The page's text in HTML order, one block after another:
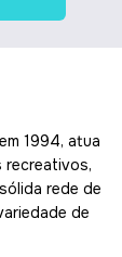
1994, atua
recreativos,
rede de
de